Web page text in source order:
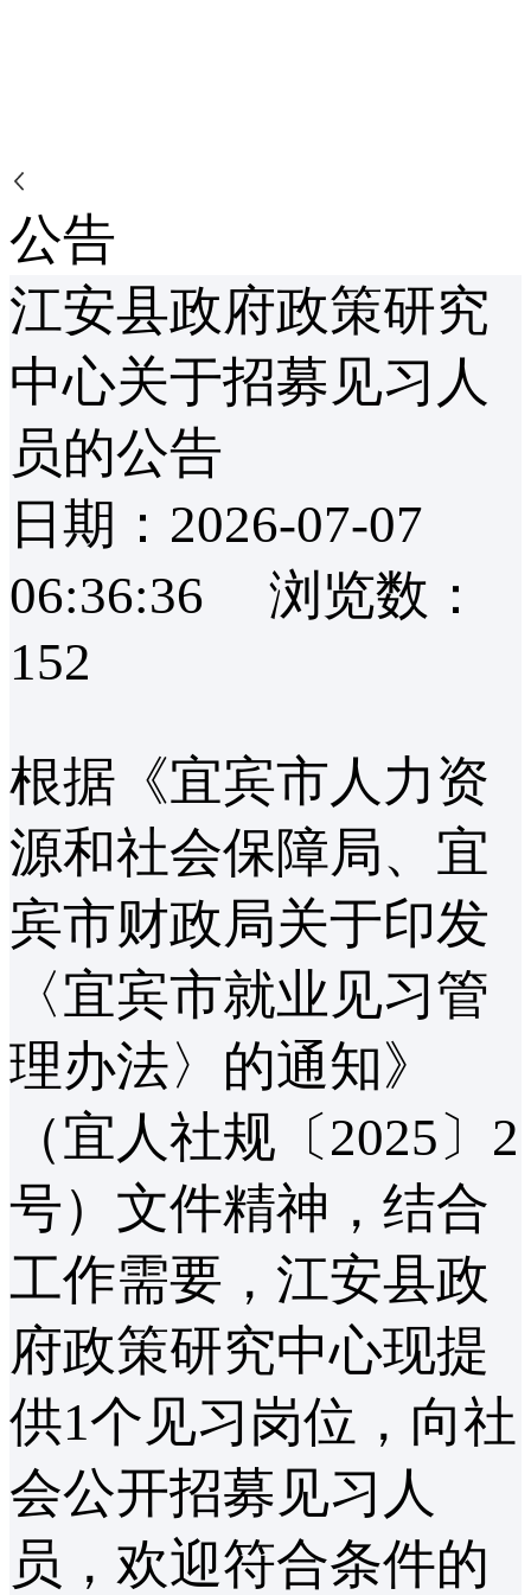
公告
江安县政府政策研究
中心关于招募见习人
员的公告
日期：2026-07-07
06:36:36 浏览数：
152
根据《宜宾市人力资
源和社会保障局、宜
宾市财政局关于印发
〈宜宾市就业见习管
理办法〉的通知》
（宜人社规〔2025〕2
号）文件精神，结合
工作需要，江安县政
府政策研究中心现提
供1个见习岗位，向社
会公开招募见习人
员，欢迎符合条件的